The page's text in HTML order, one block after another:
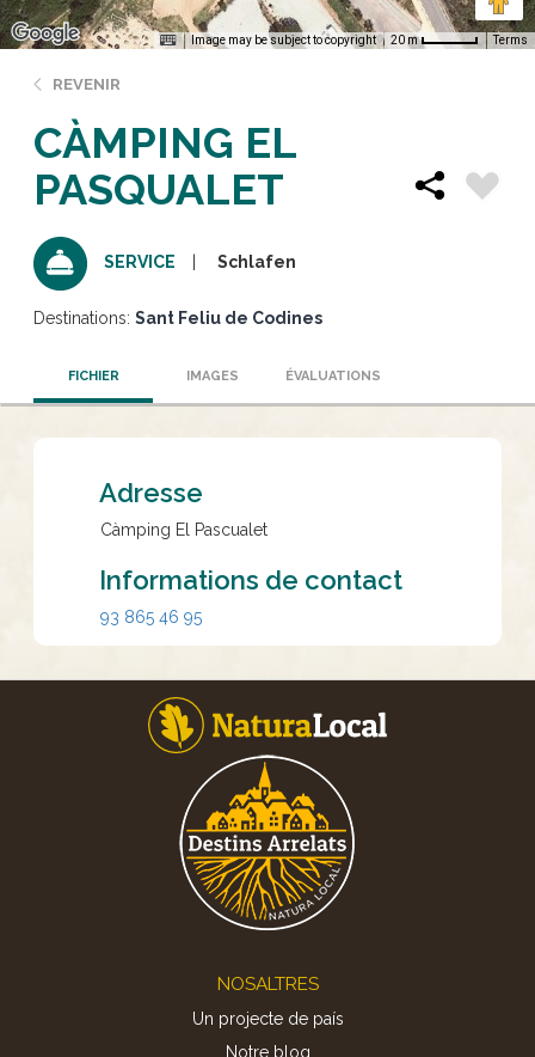
Image may be subject to copyright 20 m Terms
REVENIR
CÀMPING EL
PASQUALET
SERVICE Schlafen
Destinations: Sant Feliu de Codines
FICHIER IMAGES ÉVALUATIONS
Adresse
Càmping El Pascualet
Informations de contact
93 865 46 95
NOSALTRES
Un projecte de país
Notre blog